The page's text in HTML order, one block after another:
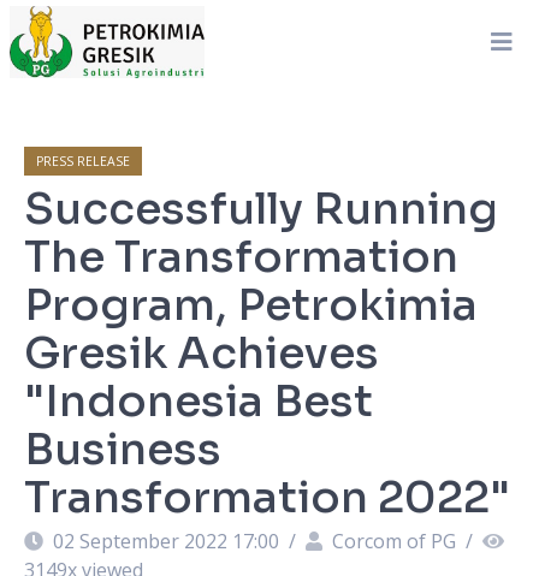
PRESS RELEASE
Successfully Running
The Transformation
Program, Petrokimia
Gresik Achieves
"Indonesia Best
Business
Transformation 2022"
02 September 2022 17:00 / Corcom of PG /
3149x viewed